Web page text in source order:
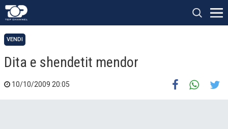
VENDI
Dita e shendetit mendor
10/10/2009 20:05